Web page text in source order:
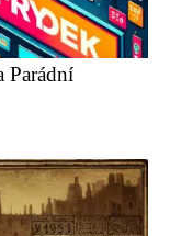
Parádní